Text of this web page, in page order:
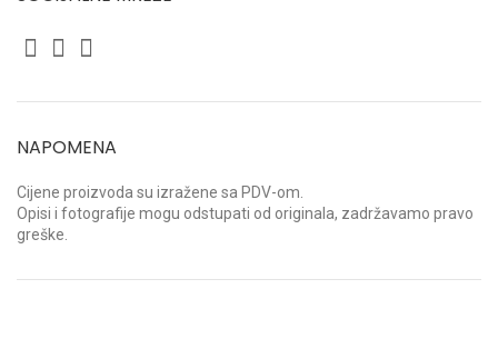
NAPOMENA
Cijene proizvoda su izražene sa PDV-om.
Opisi i fotografije mogu odstupati od originala, zadržavamo pravo
greške.